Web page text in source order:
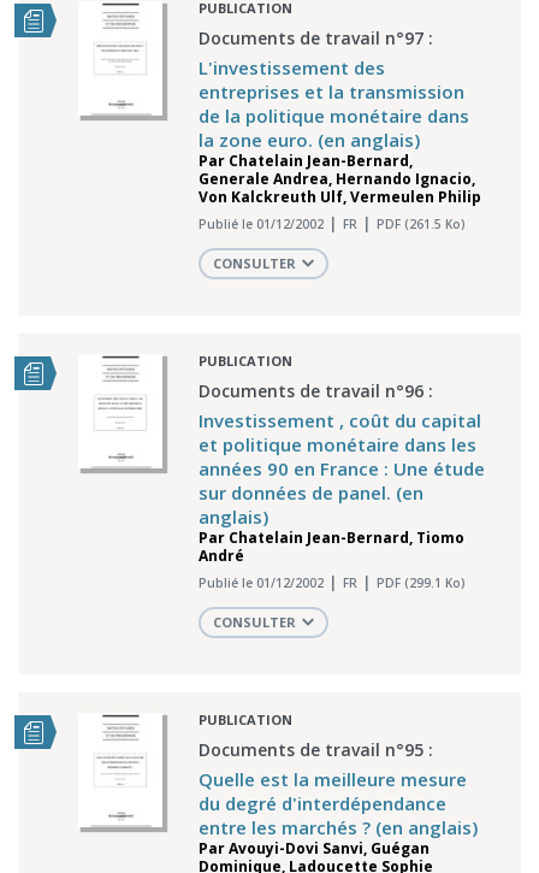
PUBLICATION
Documents de travail n°97 :
L'investissement des
entreprises et la transmission
de la politique monétaire dans
la zone euro. (en anglais)
Par Chatelain Jean-Bernard,
Generale Andrea, Hernando Ignacio,
Von Kalckreuth Ulf,Vermeulen Philip
Publié le 01/12/2002 FR PDF (261.5 Ko)
CONSULTER
PUBLICATION
Documents de travail n°96 :
Investissement , coût du capital
et politique monétaire dans les
années 90 en France : Une étude
sur données de panel. (en
anglais)
Par Chatelain Jean-Bernard, Tiomo
André
Publié le 01/12/2002 FR PDF (299.1 Ko)
CONSULTER
PUBLICATION
Documents de travail n°95 :
Quelle est la meilleure mesure
du degré d'interdépendance
entre les marchés ? (en anglais)
ParAvouyi-Dovi Sanvi, Guégan
Dominique, Ladoucette Sophie